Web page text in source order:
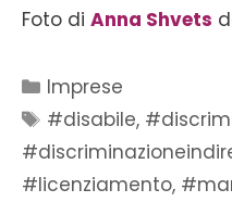
Foto di Anna Shvets
Imprese
#disabile,
#licenziamento,